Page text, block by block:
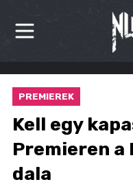
HÍREK
KRITIKÁK
BESZÁMOLÓK
INTERJÚK
PREMIEREK
Kell egy
Premieren a
dala